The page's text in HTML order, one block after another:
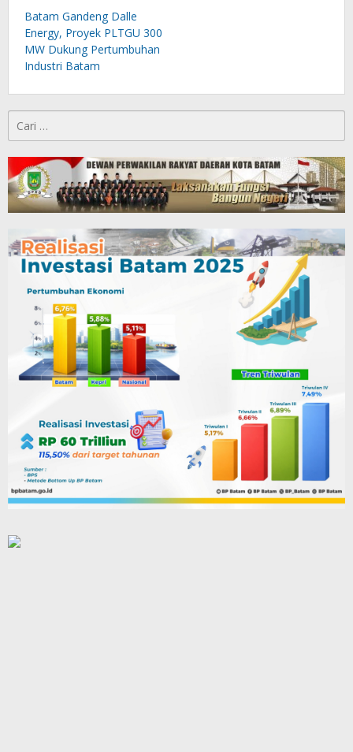
Batam Gandeng Dalle
Energy, Proyek PLTGU 300
MW Dukung Pertumbuhan
Industri Batam
untuk: